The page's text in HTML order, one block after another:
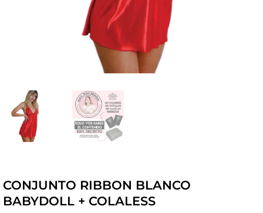
CONJUNTO RIBBON BLANCO
BABYDOLL + COLALESS